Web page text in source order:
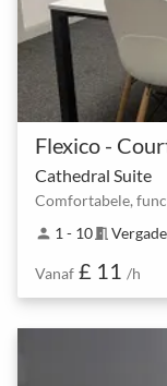
Flexico -
Cathedral Suite
person 1 - 10meeting_room
Vanaf £ 11 /h